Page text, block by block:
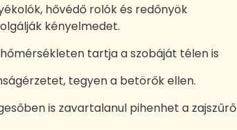
hővédő rolók és redőnyök
kényelmedet.
tartja a szobáját télen is
tegyen a betörők ellen.
is zavartalanul pihenhet a zajszűrő